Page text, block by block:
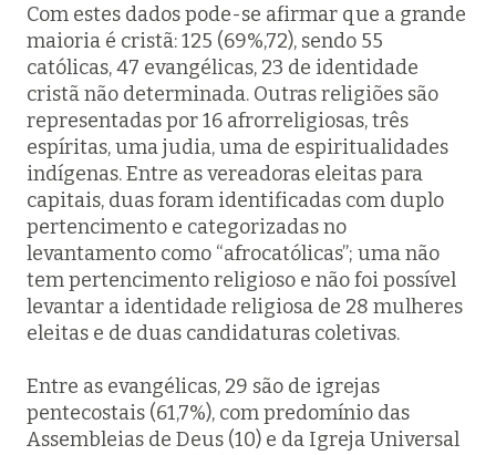
Com estes dados pode-se afirmar que a grande
maioria é cristã: 125 (69%,72), sendo 55
católicas, 47 evangélicas, 23 de identidade
cristã não determinada. Outras religiões são
representadas por 16 afrorreligiosas, três
espíritas, uma judia, uma de espiritualidades
indígenas. Entre as vereadoras eleitas para
capitais, duas foram identificadas com duplo
pertencimento e categorizadas no
levantamento como “afrocatólicas”; uma não
tem pertencimento religioso e não foi possível
levantar a identidade religiosa de 28 mulheres
eleitas e de duas candidaturas coletivas.
Entre as evangélicas, 29 são de igrejas
pentecostais (61,7%), com predomínio das
Assembleias de Deus (10) e da Igreja Universal